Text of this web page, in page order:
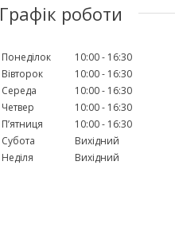
Графік роботи
Понеділок 10:00
16:30
Вівторок
10:00
16:30
Середа
10:00
16:30
Четвер
10:00
16:30
Пʼятниця
10:00
16:30
Субота
Вихідний
Неділя
Вихідний